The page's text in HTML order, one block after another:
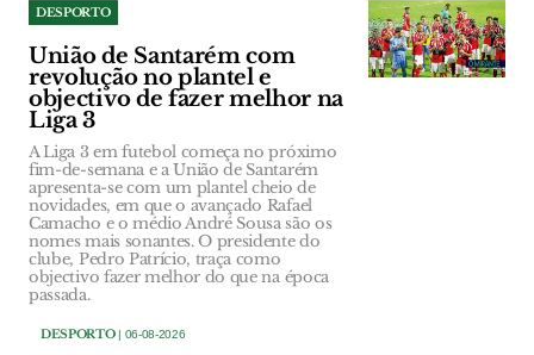
DESPORTO
União de Santarém com
revolução no plantel e
objectivo de fazer melhor na
Liga 3
A Liga 3 em futebol começa no próximo
fim-de-semana e a União de Santarém
apresenta-se com um plantel cheio de
novidades, em que o avançado Rafael
Camacho e o médio André Sousa são os
nomes mais sonantes. O presidente do
clube, Pedro Patrício, traça como
objectivo fazer melhor do que na época
passada.
DESPORTO| 06-08-2026